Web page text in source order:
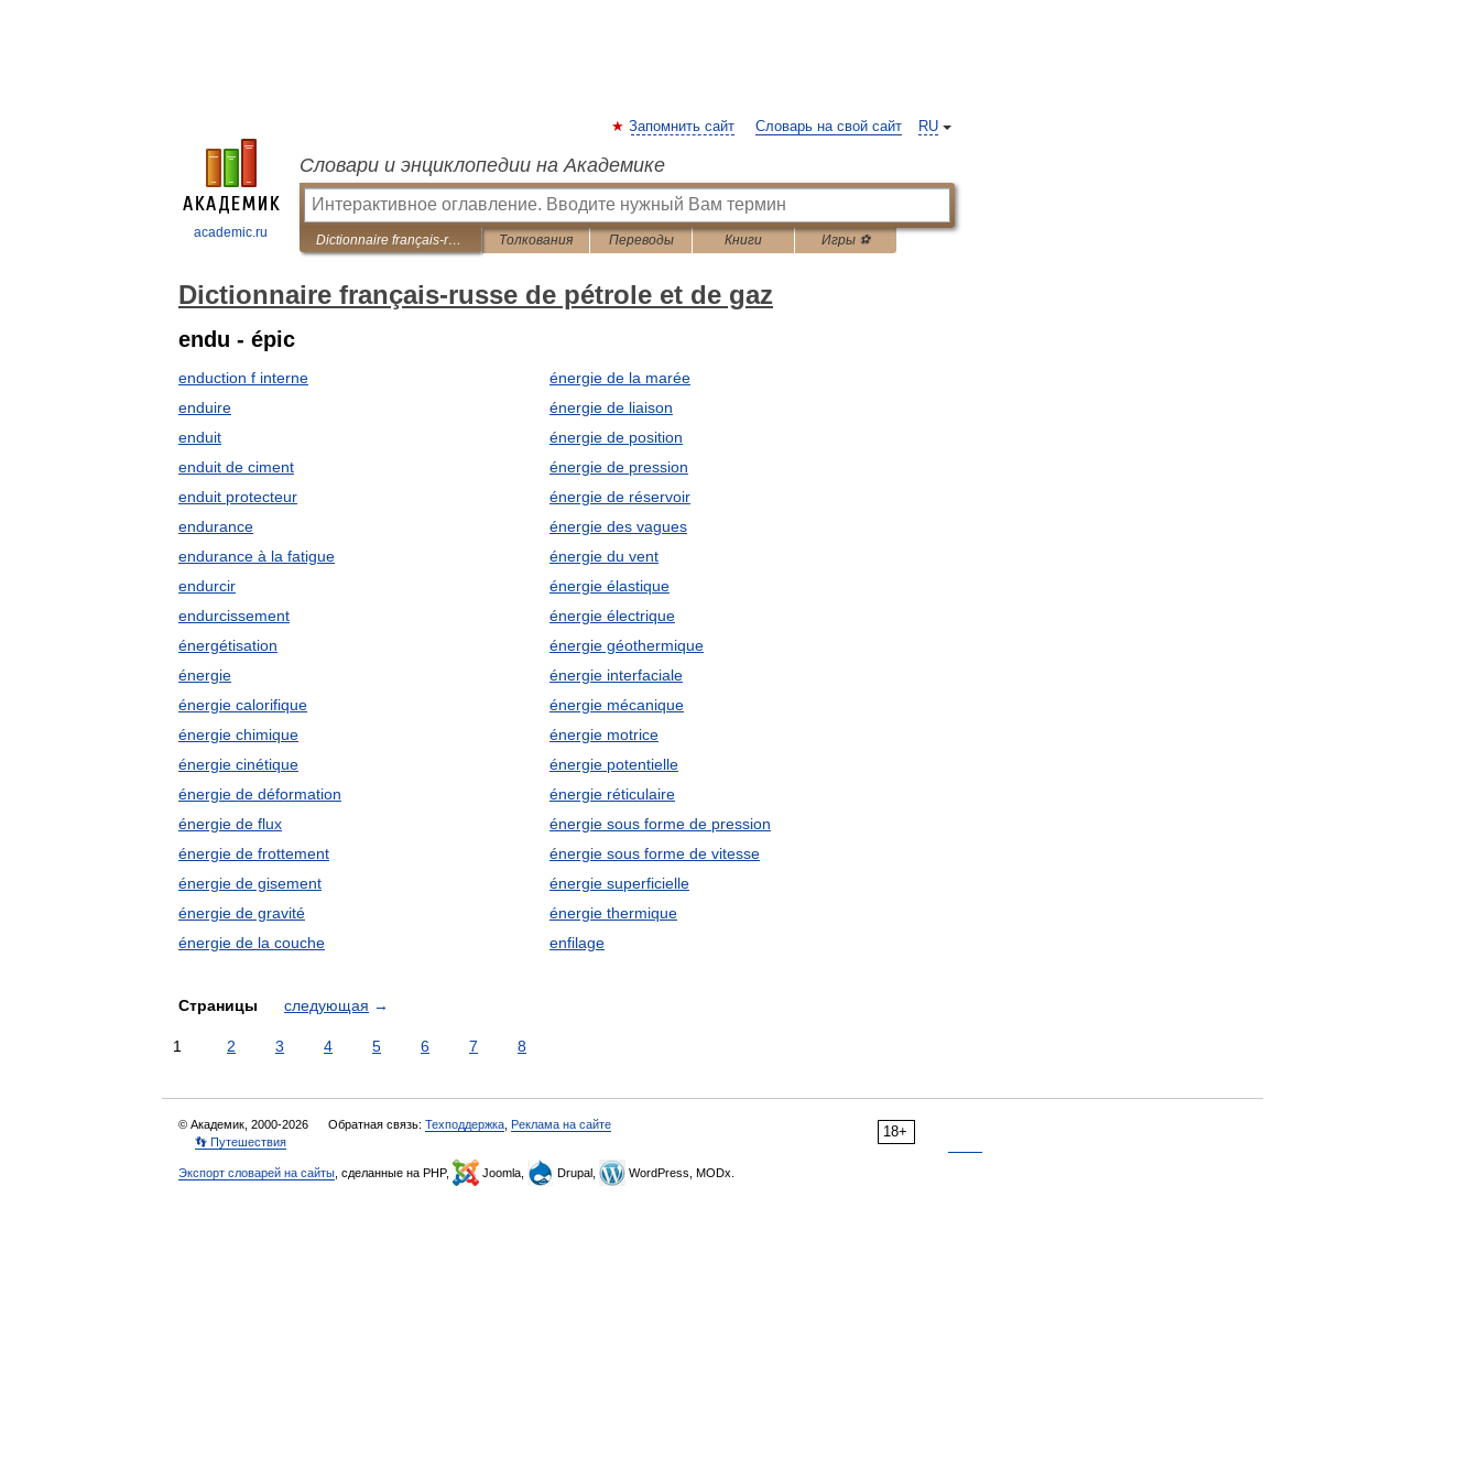
academic.ru
RU
Запомнить сайт Словарь на свой сайт
Словари и энциклопедии на Академике
Dictionnaire français-russe de pétrole et de gaz Толкования Переводы Книги Игры ⚽
Dictionnaire français-russe de pétrole et de gaz
endu - épic
enduction f interne
enduire
enduit
enduit de ciment
enduit protecteur
endurance
endurance à la fatigue
endurcir
endurcissement
énergétisation
énergie
énergie calorifique
énergie chimique
énergie cinétique
énergie de déformation
énergie de flux
énergie de frottement
énergie de gisement
énergie de gravité
énergie de la couche
énergie de la marée
énergie de liaison
énergie de position
énergie de pression
énergie de réservoir
énergie des vagues
énergie du vent
énergie élastique
énergie électrique
énergie géothermique
énergie interfaciale
énergie mécanique
énergie motrice
énergie potentielle
énergie réticulaire
énergie sous forme de pression
énergie sous forme de vitesse
énergie superficielle
énergie thermique
enfilage
Страницы следующая →
1 2 3 4 5 6 7 8
18+
© Академик, 2000-2026 Обратная связь: Техподдержка Реклама на сайте
👣 Путешествия
Экспорт словарей на сайты , сделанные на PHP, Joomla, Drupal, WordPress, MODx.